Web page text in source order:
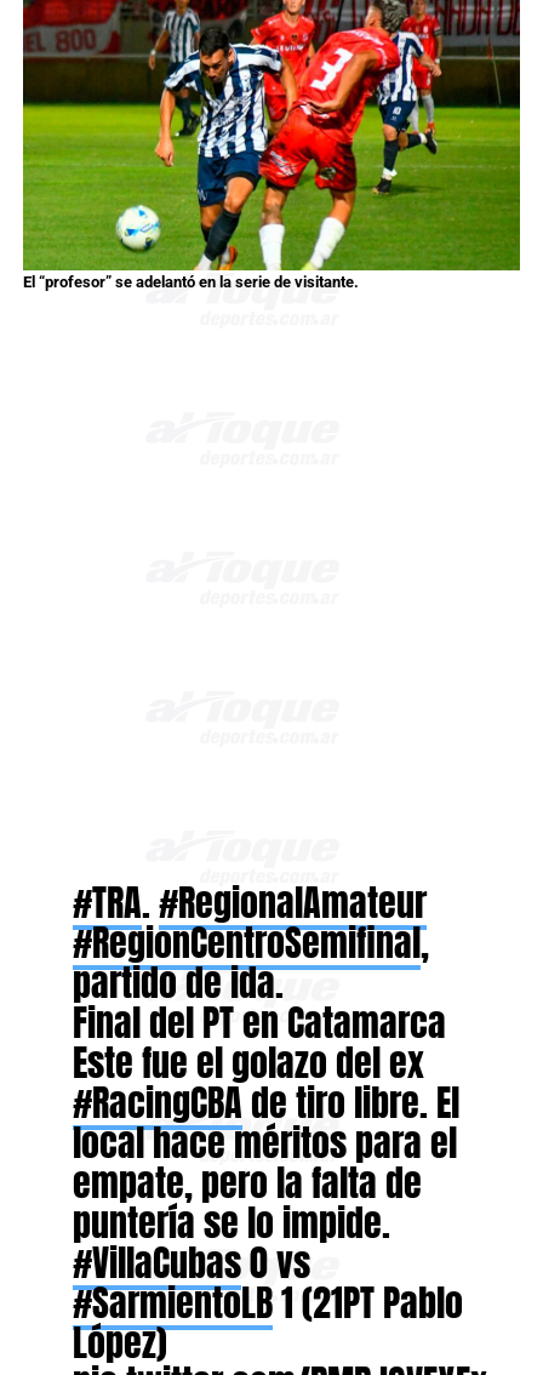
El “profesor” se adelantó en la serie de visitante.
#TRA.#RegionalAmateur
#RegionCentroSemifinal,
partido de ida.
Final del PT en Catamarca
Este fue el golazo del ex
#RacingCBAde tiro libre. El
local hace méritos para el
empate, pero la falta de
puntería se lo impide.
#VillaCubas0 vs
#SarmientoLB1 (21PT Pablo
López)